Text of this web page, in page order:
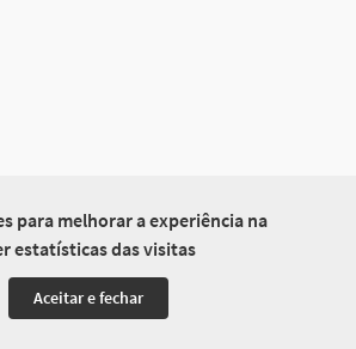
para melhorar a experiência na
estatísticas das visitas
Aceitar e fechar